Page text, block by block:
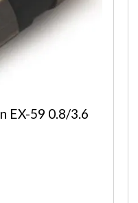
EX-59 0.8/3.6